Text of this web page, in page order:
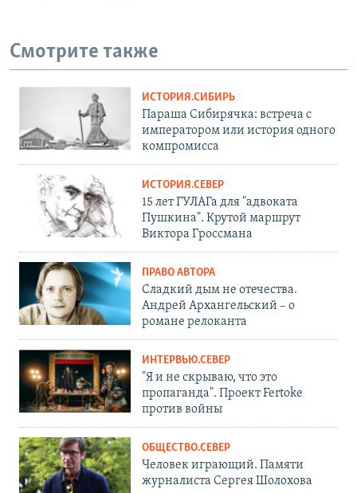
Смотрите также
ИСТОРИЯ.СИБИРЬ
Параша Сибирячка: встреча с
императором или история одного
компромисса
ИСТОРИЯ.СЕВЕР
15 лет ГУЛАГа для "адвоката
Пушкина". Крутой маршрут
Виктора Гроссмана
ПРАВО АВТОРА
Сладкий дым не отечества.
Андрей Архангельский – о
романе релоканта
ИНТЕРВЬЮ.СЕВЕР
"Я и не скрываю, что это
пропаганда". Проект Fertoke
против войны
ОБЩЕСТВО.СЕВЕР
Человек играющий. Памяти
журналиста Сергея Шолохова